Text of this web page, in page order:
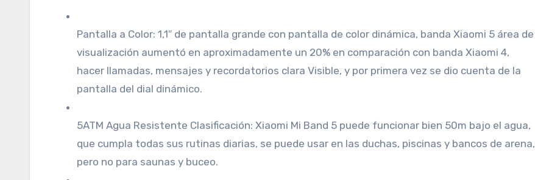
Pantalla a Color: 1,1″ de pantalla grande con pantalla de color dinámica, banda Xiaomi 5 área de
visualización aumentó en aproximadamente un 20% en comparación con banda Xiaomi 4,
hacer llamadas, mensajes y recordatorios clara Visible, y por primera vez se dio cuenta de la
pantalla del dial dinámico.
5ATM Agua Resistente Clasificación: Xiaomi Mi Band 5 puede funcionar bien 50m bajo el agua,
que cumpla todas sus rutinas diarias, se puede usar en las duchas, piscinas y bancos de arena,
pero no para saunas y buceo.